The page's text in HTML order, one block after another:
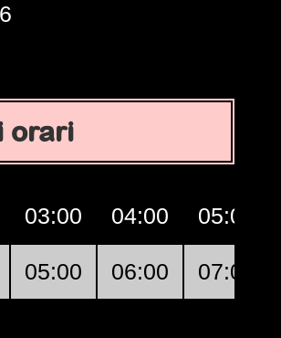
orari
03:00 04:00 05:00
05:00 06:00 07:00